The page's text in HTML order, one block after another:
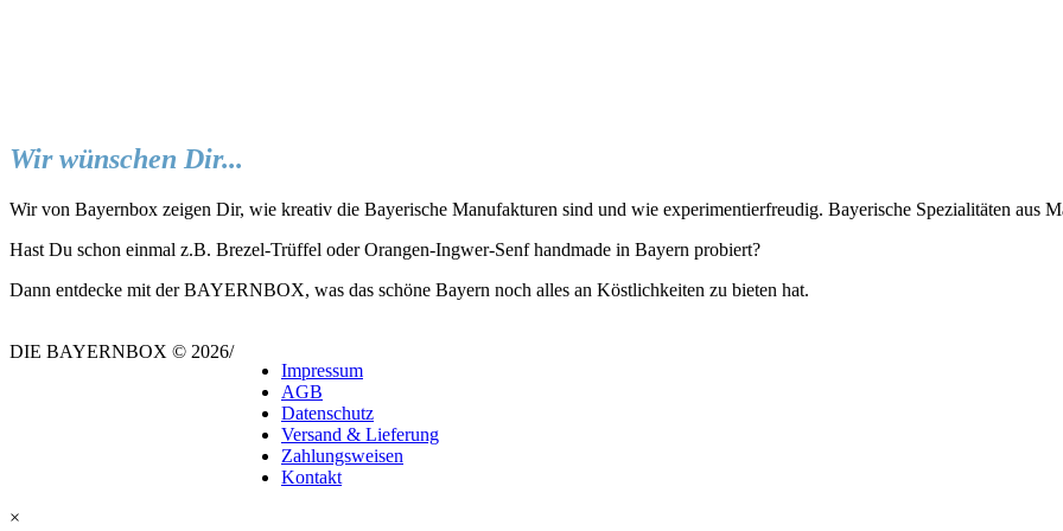
Wir wünschen Dir...
Wir von Bayernbox zeigen Dir, wie kreativ die Bayerische Manufakturen sind und wie experimentierfreudig. Bayerische Spezialitäten aus
Hast Du schon einmal z.B. Brezel-Trüffel oder Orangen-Ingwer-Senf handmade in Bayern probiert?
Dann entdecke mit der BAYERNBOX, was das schöne Bayern noch alles an Köstlichkeiten zu bieten hat.
DIE BAYERNBOX © 2026/
Impressum
AGB
Datenschutz
Versand & Lieferung
Zahlungsweisen
Kontakt
×